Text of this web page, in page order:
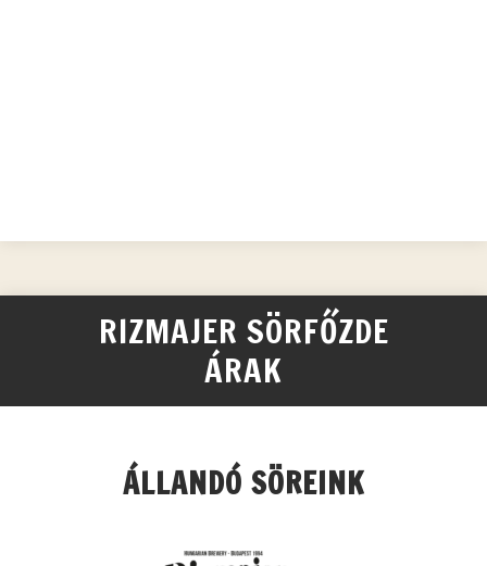
RIZMAJER SÖRFŐZDE
ÁRAK
ÁLLANDÓ SÖREINK